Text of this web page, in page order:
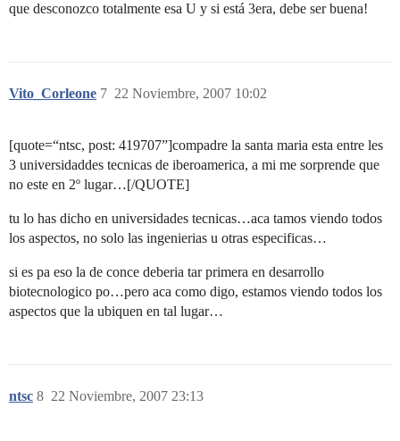
que desconozco totalmente esa U y si está 3era, debe ser buena!
Vito_Corleone 22 Noviembre, 2007 10:02
7
[quote=“ntsc, post: 419707”]compadre la santa maria esta entre les
3 universidaddes tecnicas de iberoamerica, a mi me sorprende que
no este en 2º lugar…[/QUOTE]
tu lo has dicho en universidades tecnicas…aca tamos viendo todos
los aspectos, no solo las ingenierias u otras especificas…
si es pa eso la de conce deberia tar primera en desarrollo
biotecnologico po…pero aca como digo, estamos viendo todos los
aspectos que la ubiquen en tal lugar…
ntsc 22 Noviembre, 2007 23:13
8